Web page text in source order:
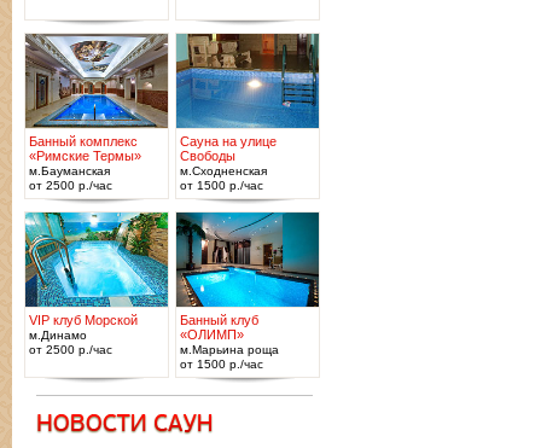
Банный комплекс
«Римские Термы»
м.Бауманская
от 2500 р./час
Сауна на улице
Свободы
м.Сходненская
от 1500 р./час
VIP клуб Морской
м.Динамо
от 2500 р./час
Банный клуб
«ОЛИМП»
м.Марьина роща
от 1500 р./час